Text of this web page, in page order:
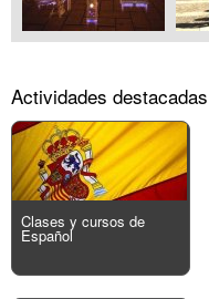
Actividades destacadas
Clases y cursos de
Español